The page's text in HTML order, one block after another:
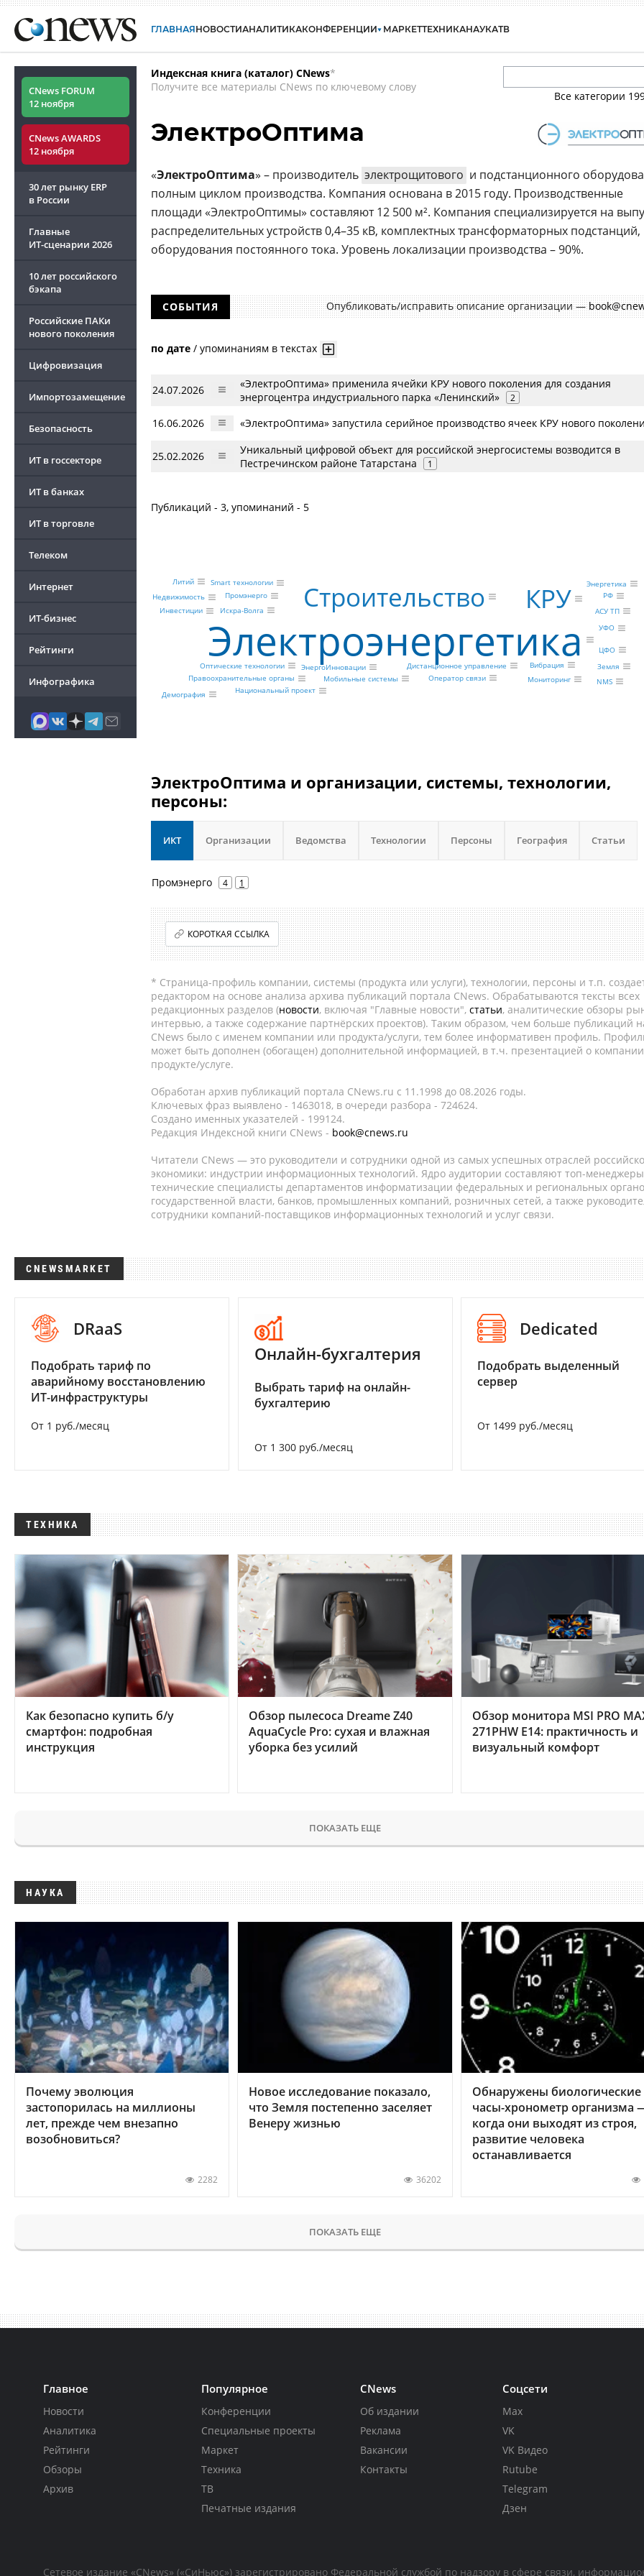
ГЛАВНАЯНОВОСТИАНАЛИТИКАКОНФЕРЕНЦИИ МАРКЕТТЕХНИКАНАУКАТВ
CNews FORUM
12 ноября
CNews AWARDS
12 ноября
30 лет рынку ERP
в России
Главные
ИТ-сценарии 2026
10 лет российского
бэкапа
Российские ПАКи
нового поколения
Цифровизация
Импортозамещение
Безопасность
ИТ в госсекторе
ИТ в банках
ИТ в торговле
Телеком
Интернет
ИТ-бизнес
Рейтинги
Инфографика
Индексная книга (каталог) CNews*
Получите все материалы CNews по ключевому слову
Все категории
ЭлектроОптима
«ЭлектроОптима» – производитель электрощитового и подстанционного
полным циклом производства. Компания основана в 2015 году. Производственные
площади «ЭлектроОптимы» составляют 12 500 м². Компания специализируется на
распределительных устройств 0,4–35 кВ, комплектных трансформаторных подстанций,
оборудования постоянного тока. Уровень локализации производства – 90%.
СОБЫТИЯ Опубликовать/исправить описание организации —
по дате / упоминаниям в текстах
24.07.2026
«ЭлектроОптима» применила ячейки КРУ нового поколения для создания
энергоцентра индустриального парка «Ленинский»
2
16.06.2026 «ЭлектроОптима» запустила серийное производство ячеек КРУ нового
25.02.2026
Уникальный цифровой объект для российской энергосистемы возводится в
Пестречинском районе Татарстана
1
Публикаций - 3, упоминаний - 5
Электроэнергетика
КРУ
Строительство
Промэнерго
Искра-Волга
ЭнергоИнновации
Правоохранительные органы
Дистанционное управление
Оптические технологии
Мобильные системы
Вибрация
Оператор связи
Мониторинг NMS
Smart технологии
АСУ ТП
Земля
ЦФО
УФО
РФ
Недвижимость
Энергетика
Литий
Инвестиции
Демография Национальный проект
ЭлектроОптима и организации, системы, технологии,
персоны:
ИКТ Организации Ведомства Технологии Персоны География Статьи
Промэнерго 4 1
КОРОТКАЯ ССЫЛКА
* Страница-профиль компании, системы (продукта или услуги), технологии, персоны и т.п.
редактором на основе анализа архива публикаций портала CNews. Обрабатываются тексты всех
редакционных разделов (новости, включая "Главные новости", статьи, аналитические обзоры
интервью, а также содержание партнёрских проектов). Таким образом, чем больше публикаций
CNews было с именем компании или продукта/услуги, тем более информативен профиль.
может быть дополнен (обогащен) дополнительной информацией, в т.ч. презентацией о
продукте/услуге.
Обработан архив публикаций портала CNews.ru c 11.1998 до 08.2026 годы.
Ключевых фраз выявлено - 1463018, в очереди разбора - 724624.
Создано именных указателей - 199124.
Редакция Индексной книги CNews - book@cnews.ru
Читатели CNews — это руководители и сотрудники одной из самых успешных отраслей
экономики: индустрии информационных технологий. Ядро аудитории составляют топ-
технические специалисты департаментов информатизации федеральных и региональных
государственной власти, банков, промышленных компаний, розничных сетей, а также
сотрудники компаний-поставщиков информационных технологий и услуг связи.
CNEWSMARKET
DRaaS
Подобрать тариф по
аварийному восстановлению
ИТ-инфраструктуры
От 1 руб./месяц
Онлайн-бухгалтерия
Выбрать тариф на онлайн-
бухгалтерию
От 1 300 руб./месяц
Dedicated
Подобрать выделенный
сервер
От 1499 руб./месяц
ТЕХНИКА
Как безопасно купить б/у
смартфон: подробная
инструкция
Обзор пылесоса Dreame Z40
AquaCycle Pro: сухая и влажная
уборка без усилий
Обзор монитора MSI PRO
271PHW E14: практичность и
визуальный комфорт
ПОКАЗАТЬ ЕЩЕ
НАУКА
Почему эволюция
застопорилась на миллионы
лет, прежде чем внезапно
возобновиться?
2282
Новое исследование показало,
что Земля постепенно заселяет
Венеру жизнью
36202
Обнаружены биологические
часы-хронометр организма
когда они выходят из строя,
развитие человека
останавливается
ПОКАЗАТЬ ЕЩЕ
Главное
Новости
Аналитика
Рейтинги
Обзоры
Архив
Популярное
Конференции
Специальные проекты
Маркет
Техника
ТВ
Печатные издания
CNews
Об издании
Реклама
Вакансии
Контакты
Соцсети
Max
VK
VK Видео
Rutube
Telegram
Дзен
Сетевое издание «CNews» («СиНьюс») зарегистрировано Федеральной службой по надзору в сфере связи,